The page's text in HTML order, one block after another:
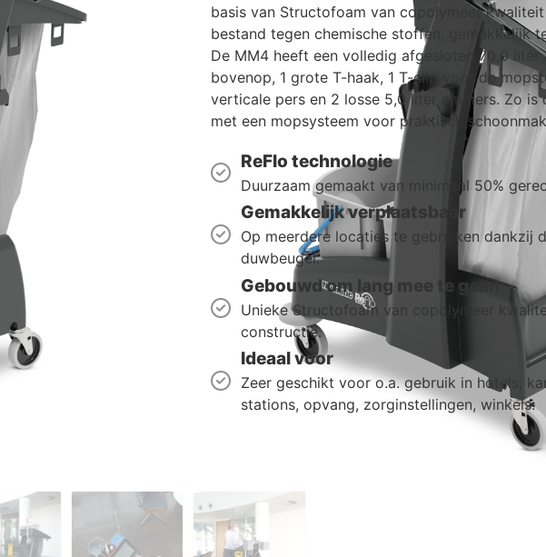
basis van Structofoam van copolymeer
bestand tegen chemische stoffen, gemakkelijk
De MM4 heeft een volledig afgesloten 70,0
bovenop, 1 grote T-haak, 1 T-clip voor de
verticale pers en 2 losse 5,0 liter emmers. Zo
met een mopsysteem voor praktisch
ReFlo technologie
Duurzaam gemaakt van minimaal 50%
Gemakkelijk verplaatsbaar
Op meerdere locaties te gebruiken dankzij
duwbeugel.
Gebouwd om lang mee te gaan
Unieke Structofoam van copolymeer
constructie.
Ideaal voor
Zeer geschikt voor o.a. gebruik in hotels,
stations, opvang, zorginstellingen, winkels.